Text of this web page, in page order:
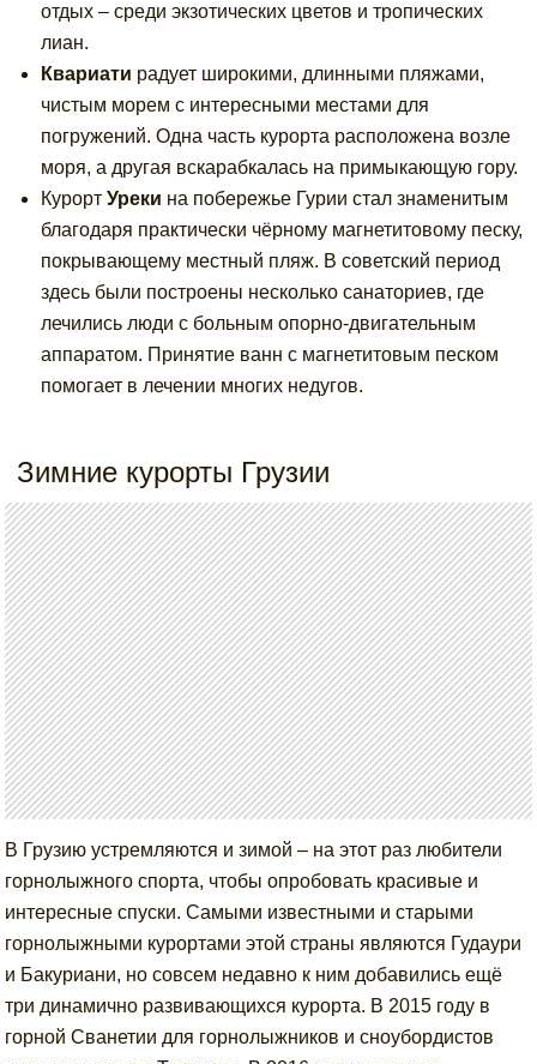
отдых – среди экзотических цветов и тропических
лиан.
Квариати радует широкими, длинными пляжами,
чистым морем с интересными местами для
погружений. Одна часть курорта расположена возле
моря, а другая вскарабкалась на примыкающую гору.
КурортУреки на побережье Гурии стал знаменитым
благодаря практически чёрному магнетитовому песку,
покрывающему местный пляж. В советский период
здесь были построены несколько санаториев, где
лечились люди с больным опорно-двигательным
аппаратом. Принятие ванн с магнетитовым песком
помогает в лечении многих недугов.
Зимние курорты Грузии
В Грузию устремляются и зимой – на этот раз любители
горнолыжного спорта, чтобы опробовать красивые и
интересные спуски. Самыми известными и старыми
горнолыжными курортами этой страны являются Гудаури
и Бакуриани, но совсем недавно к ним добавились ещё
три динамично развивающихся курорта. В 2015 году в
горной Сванетии для горнолыжников и сноубордистов